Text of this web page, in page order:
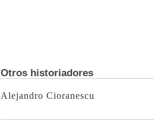
Otros historiadores
Alejandro Cioranescu